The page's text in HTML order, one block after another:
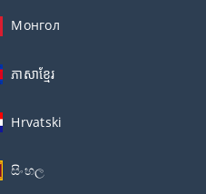
Монгол
ភាសាខ្មែរ
Hrvatski
සිංහල